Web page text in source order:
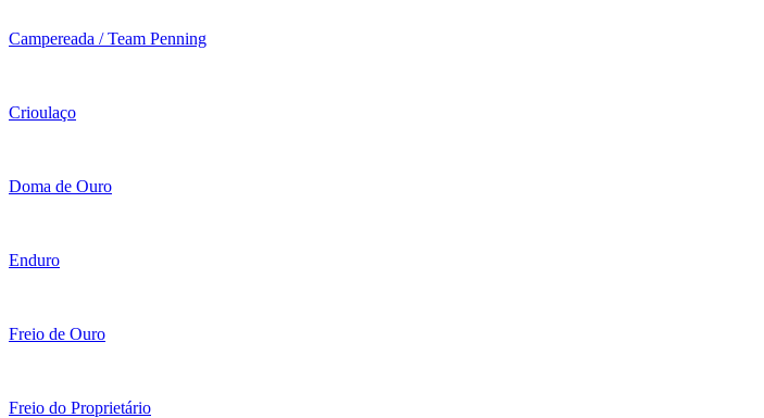
Campereada / Team Penning
Crioulaço
Doma de Ouro
Enduro
Freio de Ouro
Freio do Proprietário